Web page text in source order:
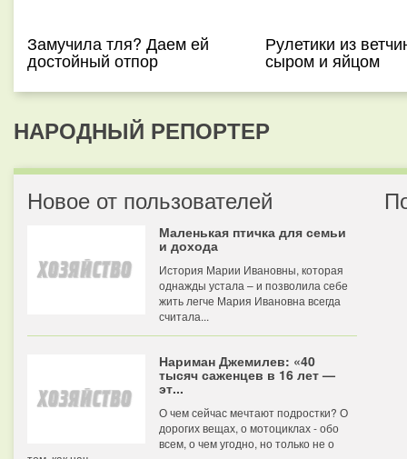
Замучила тля? Даем ей
достойный отпор
Рулетики из
сыром и яйцом
НАРОДНЫЙ РЕПОРТЕР
Новое от пользователей
Маленькая птичка для семьи
и дохода
История Марии Ивановны, которая
однажды устала – и позволила себе
жить легче Мария Ивановна всегда
считала...
Нариман Джемилев: «40
тысяч саженцев в 16 лет —
эт...
О чем сейчас мечтают подростки? О
дорогих вещах, о мотоциклах - обо
всем, о чем угодно, но только не о